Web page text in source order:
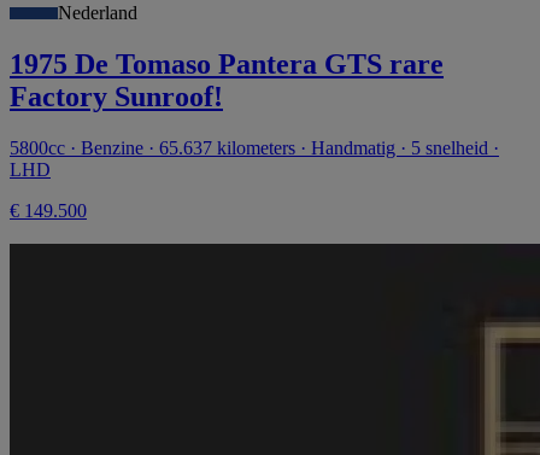
Nederland
1975 De Tomaso Pantera GTS rare
Factory Sunroof!
5800cc · Benzine · 65.637 kilometers · Handmatig · 5 snelheid ·
LHD
€ 149.500